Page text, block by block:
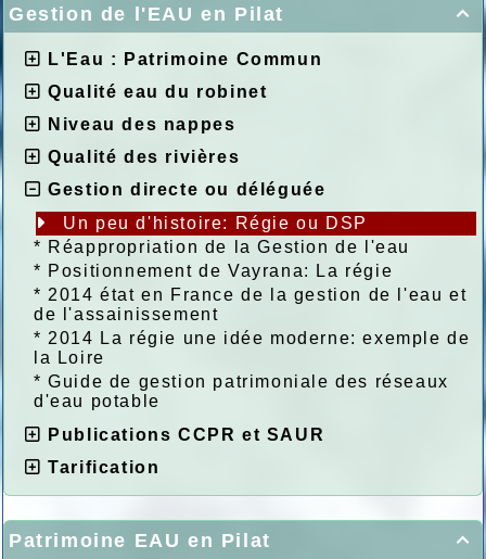

Gestion de l'EAU en Pilat
L'Eau : Patrimoine Commun
Qualité eau du robinet
Niveau des nappes
Qualité des rivières
Gestion directe ou déléguée
Un peu d'histoire: Régie ou DSP
* Réappropriation de la Gestion de l'eau
* Positionnement de Vayrana: La régie
* 2014 état en France de la gestion de l'eau et
de l'assainissement
* 2014 La régie une idée moderne: exemple de
la Loire
*Guide de gestion patrimoniale des réseaux
d'eau potable
Publications CCPR et SAUR
Tarification

Patrimoine EAU en Pilat